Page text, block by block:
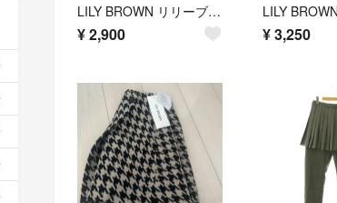
LILY BROWN リリーブラウン ミニスカート M 紺 【古着】【中古】【送料無料】
¥2,900 ¥3,250